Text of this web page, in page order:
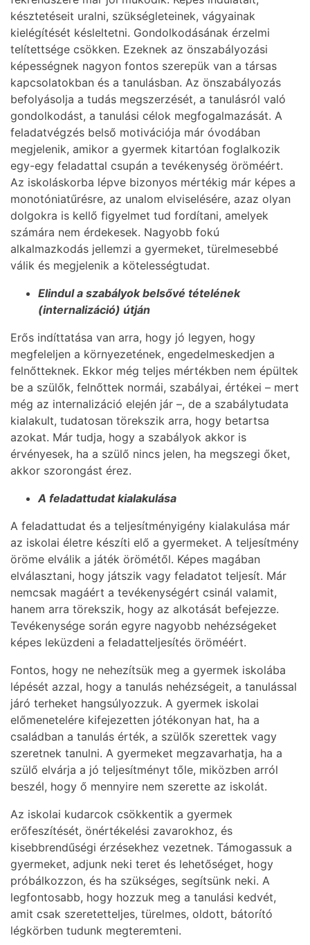
késztetéseit uralni, szükségleteinek, vágyainak
kielégítését késleltetni. Gondolkodásának érzelmi
telítettsége csökken. Ezeknek az önszabályozási
képességnek nagyon fontos szerepük van a társas
kapcsolatokban és a tanulásban. Az önszabályozás
befolyásolja a tudás megszerzését, a tanulásról való
gondolkodást, a tanulási célok megfogalmazását. A
feladatvégzés belső motivációja már óvodában
megjelenik, amikor a gyermek kitartóan foglalkozik
egy-egy feladattal csupán a tevékenység öröméért.
Az iskoláskorba lépve bizonyos mértékig már képes a
monotóniatűrésre, az unalom elviselésére, azaz olyan
dolgokra is kellő figyelmet tud fordítani, amelyek
számára nem érdekesek. Nagyobb fokú
alkalmazkodás jellemzi a gyermeket, türelmesebbé
válik és megjelenik a kötelességtudat.
Elindul a szabályok belsővé tételének
(internalizáció) útján
Erős indíttatása van arra, hogy jó legyen, hogy
megfeleljen a környezetének, engedelmeskedjen a
felnőtteknek. Ekkor még teljes mértékben nem épültek
be a szülők, felnőttek normái, szabályai, értékei – mert
még az internalizáció elején jár –, de a szabálytudata
kialakult, tudatosan törekszik arra, hogy betartsa
azokat. Már tudja, hogy a szabályok akkor is
érvényesek, ha a szülő nincs jelen, ha megszegi őket,
akkor szorongást érez.
A feladattudat kialakulása
A feladattudat és a teljesítményigény kialakulása már
az iskolai életre készíti elő a gyermeket. A teljesítmény
öröme elválik a játék örömétől. Képes magában
elválasztani, hogy játszik vagy feladatot teljesít. Már
nemcsak magáért a tevékenységért csinál valamit,
hanem arra törekszik, hogy az alkotását befejezze.
Tevékenysége során egyre nagyobb nehézségeket
képes leküzdeni a feladatteljesítés öröméért.
Fontos, hogy ne nehezítsük meg a gyermek iskolába
lépését azzal, hogy a tanulás nehézségeit, a tanulással
járó terheket hangsúlyozzuk. A gyermek iskolai
előmenetelére kifejezetten jótékonyan hat, ha a
családban a tanulás érték, a szülők szerettek vagy
szeretnek tanulni. A gyermeket megzavarhatja, ha a
szülő elvárja a jó teljesítményt tőle, miközben arról
beszél, hogy ő mennyire nem szerette az iskolát.
Az iskolai kudarcok csökkentik a gyermek
erőfeszítését, önértékelési zavarokhoz, és
kisebbrendűségi érzésekhez vezetnek. Támogassuk a
gyermeket, adjunk neki teret és lehetőséget, hogy
próbálkozzon, és ha szükséges, segítsünk neki. A
legfontosabb, hogy hozzuk meg a tanulási kedvét,
amit csak szeretetteljes, türelmes, oldott, bátorító
légkörben tudunk megteremteni.